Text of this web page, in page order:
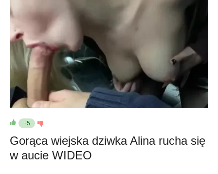
+5
Gorąca wiejska dziwka Alina rucha się
w aucie WIDEO